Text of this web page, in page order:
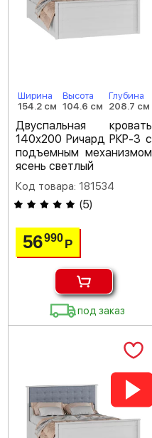
Ширина
154.2 см
Высота
104.6 см
Глубина
208.7 см
Двуспальная кровать
140х200 Ричард РКР-3 с
подъемным механизмом
ясень светлый
Код товара: 181534
(5)
56990Р
под заказ